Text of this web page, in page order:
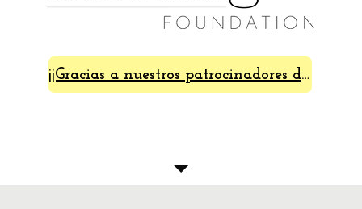
¡¡Gracias a nuestros patrocinadores de SterlingFest 2024!!